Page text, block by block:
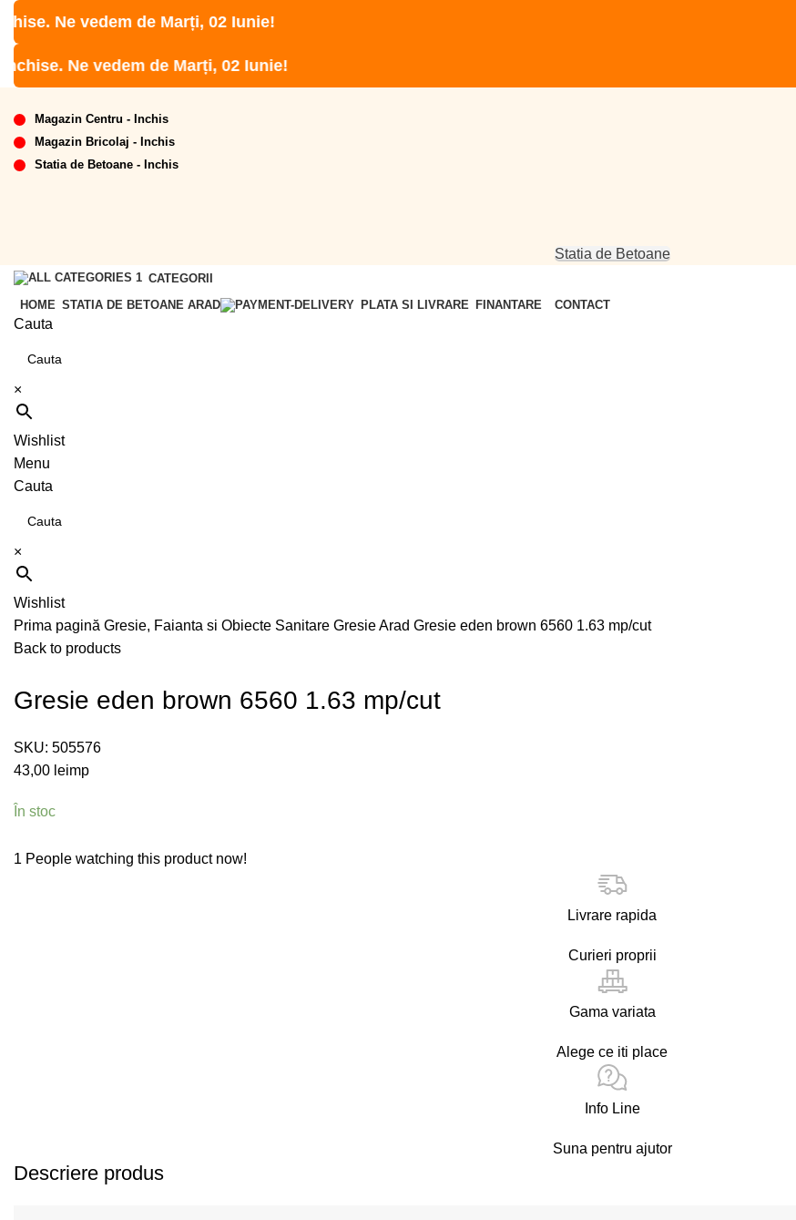
vedem de Marți, 02 Iunie!
Ne vedem de Marți, 02 Iunie!
Magazin Centru - Inchis
Magazin Bricolaj - Inchis
Statia de Betoane - Inchis
Statia de Betoane
CATEGORII
HOME STATIA DE BETOANE ARAD PLATA SI LIVRARE FINANTARE CONTACT
Cauta
×
Wishlist
Menu
Cauta
×
Wishlist
Prima pagină Gresie, Faianta si Obiecte Sanitare Gresie Arad Gresie eden brown 6560 1.63 mp/cut
Back to products
Gresie eden brown 6560 1.63 mp/cut
SKU: 505576
43,00 leimp
În stoc
1 People watching this product now!
Livrare rapida
Curieri proprii
Gama variata
Alege ce iti place
Info Line
Suna pentru ajutor
Descriere produs